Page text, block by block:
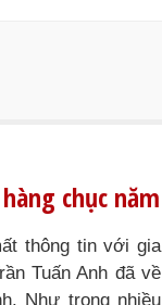
chục năm
thông tin với gia
Tuấn Anh đã về
Như trong nhiều